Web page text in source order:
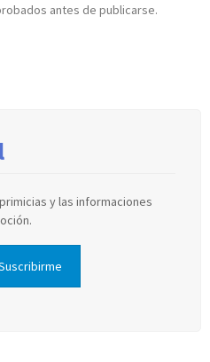
antes de publicarse.
y las informaciones